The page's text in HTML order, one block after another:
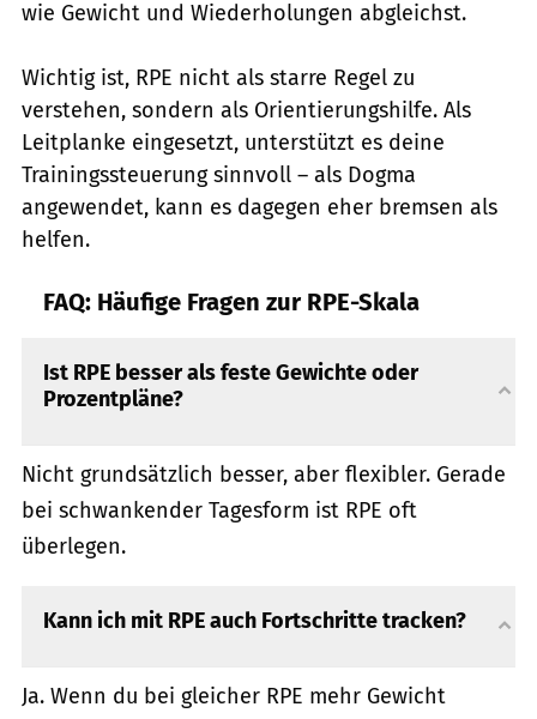
wie Gewicht und Wiederholungen abgleichst.
Wichtig ist, RPE nicht als starre Regel zu
verstehen, sondern als Orientierungshilfe. Als
Leitplanke eingesetzt, unterstützt es deine
Trainingssteuerung sinnvoll – als Dogma
angewendet, kann es dagegen eher bremsen als
helfen.
FAQ: Häufige Fragen zur RPE-Skala
Ist RPE besser als feste Gewichte oder
Prozentpläne?
Nicht grundsätzlich besser, aber flexibler. Gerade
bei schwankender Tagesform ist RPE oft
überlegen.
Kann ich mit RPE auch Fortschritte tracken?
Ja. Wenn du bei gleicher RPE mehr Gewicht